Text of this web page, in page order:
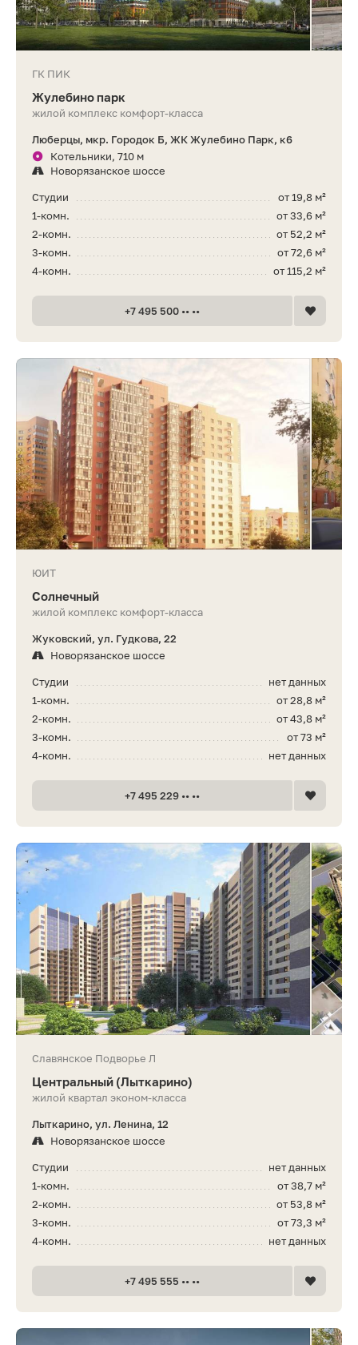
ГК ПИК
Жулебино парк
жилой комплекс комфорт-класса
Люберцы, мкр. Городок Б, ЖК Жулебино Парк, к6
Котельники, 710 м
Новорязанское шоссе
от 19,8 м²
Студии
от 33,6 м²
1-комн.
от 52,2 м²
2-комн.
от 72,6 м²
3-комн.
от 115,2 м²
4-комн.
+7 495 500 •• ••
ЮИТ
Солнечный
жилой комплекс комфорт-класса
Жуковский, ул. Гудкова, 22
Новорязанское шоссе
нет данных
Студии
от 28,8 м²
1-комн.
от 43,8 м²
2-комн.
от 73 м²
3-комн.
нет данных
4-комн.
+7 495 229 •• ••
Славянское Подворье Л
Центральный (Лыткарино)
жилой квартал эконом-класса
Лыткарино, ул. Ленина, 12
Новорязанское шоссе
нет данных
Студии
от 38,7 м²
1-комн.
от 53,8 м²
2-комн.
от 73,3 м²
3-комн.
нет данных
4-комн.
+7 495 555 •• ••